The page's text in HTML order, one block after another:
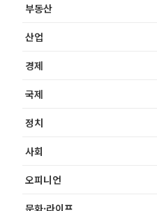
부동산
산업
경제
국제
정치
사회
오피니언
문화·라이프